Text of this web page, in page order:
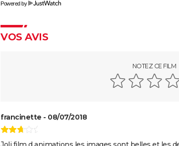
Powered by
VOS AVIS
NOTEZ CE FILM
francinette - 08/07/2018